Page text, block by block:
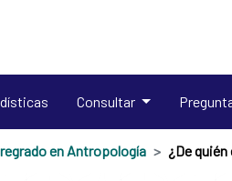
Consultar
en Antropología